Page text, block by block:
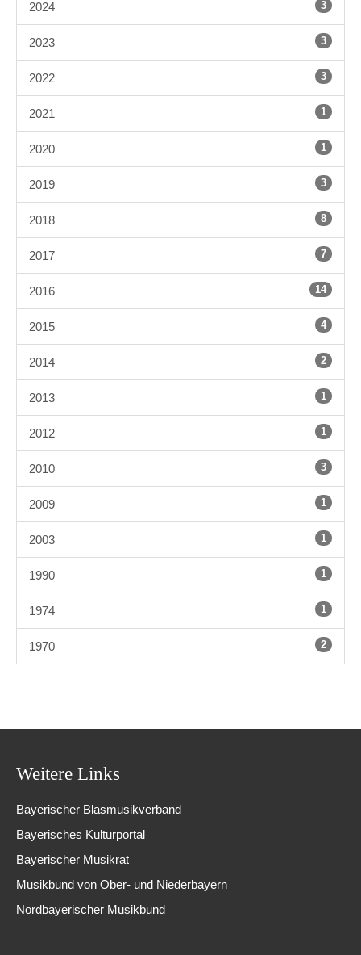
2024 3
2023 3
2022 3
2021 1
2020 1
2019 3
2018 8
2017 7
2016 14
2015 4
2014 2
2013 1
2012 1
2010 3
2009 1
2003 1
1990 1
1974 1
1970 2
Weitere Links
Bayerischer Blasmusikverband
Bayerisches Kulturportal
Bayerischer Musikrat
Musikbund von Ober- und Niederbayern
Nordbayerischer Musikbund